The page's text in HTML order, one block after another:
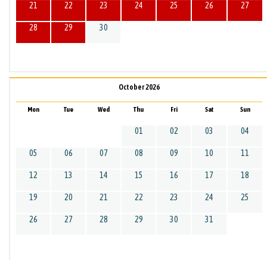
21 22 23 24 25 26 27
28 29 30
October 2026
Mon Tue Wed Thu Fri Sat Sun
01 02 03 04
05 06 07 08 09 10 11
12 13 14 15 16 17 18
19 20 21 22 23 24 25
26 27 28 29 30 31